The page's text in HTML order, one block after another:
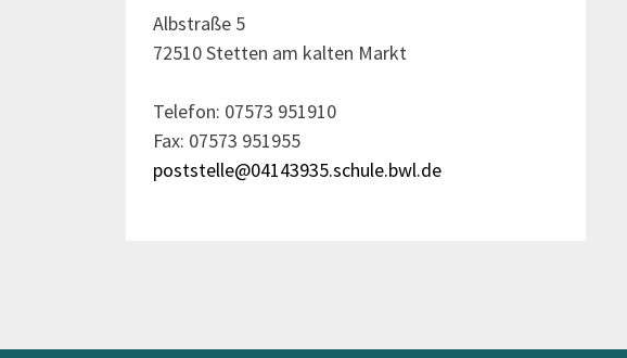
Albstraße 5
72510 Stetten am kalten Markt
Telefon: 07573 951910
Fax: 07573 951955
poststelle@04143935.schule.bwl.de